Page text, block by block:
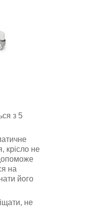
з 5
крісло не
на
його
не